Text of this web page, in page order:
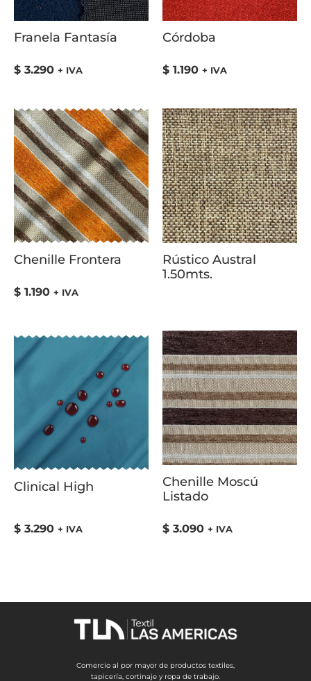
Franela Fantasía
$ 3.290 + IVA
Córdoba
$ 1.190 + IVA
Chenille Frontera
$ 1.190 + IVA
Rústico Austral
1.50mts.
Clinical High
$ 3.290 + IVA
Chenille Moscú
Listado
$ 3.090 + IVA
Comercio al por mayor de productos textiles,
tapicería, cortinaje y ropa de trabajo.